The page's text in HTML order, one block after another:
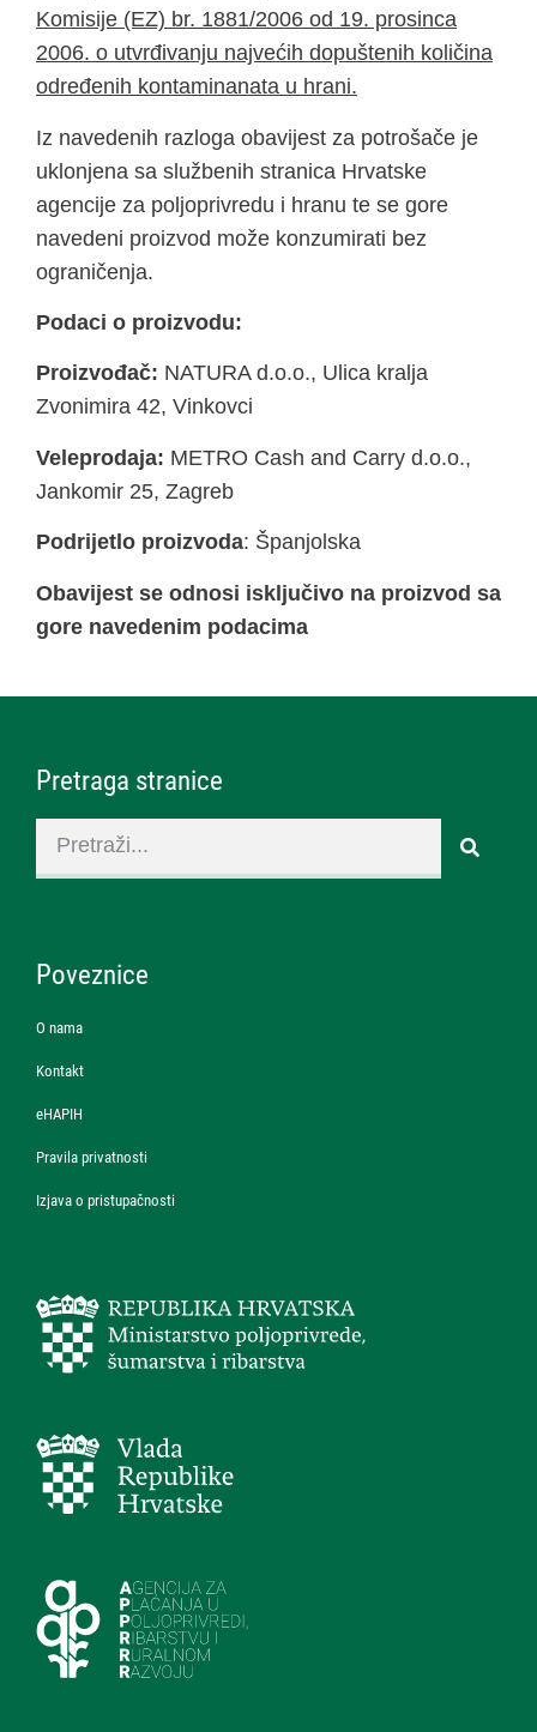
Komisije (EZ) br. 1881/2006 od 19. prosinca
2006. o utvrđivanju najvećih dopuštenih količina
određenih kontaminanata u hrani.
Iz navedenih razloga obavijest za potrošače je
uklonjena sa službenih stranica Hrvatske
agencije za poljoprivredu i hranu te se gore
navedeni proizvod može konzumirati bez
ograničenja.
Podaci o proizvodu:
Proizvođač: NATURA d.o.o., Ulica kralja
Zvonimira 42, Vinkovci
Veleprodaja: METRO Cash and Carry d.o.o.,
Jankomir 25, Zagreb
Podrijetlo proizvoda: Španjolska
Obavijest se odnosi isključivo na proizvod sa
gore navedenim podacima
Pretraga stranice
Poveznice
O nama
Kontakt
eHAPIH
Pravila privatnosti
Izjava o pristupačnosti